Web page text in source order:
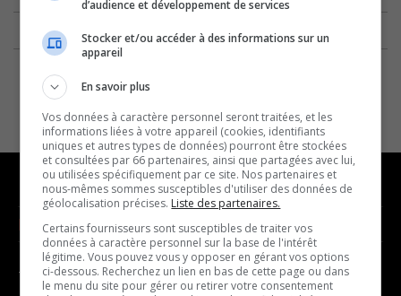
NOUVELLES
- Affaires municipales
MUSIQUE
- Décompte franco
d’audience et développement de services
Stocker et/ou accéder à des informations sur un
appareil
En savoir plus
Vos données à caractère personnel seront traitées, et les
informations liées à votre appareil (cookies, identifiants
uniques et autres types de données) pourront être stockées
et consultées par 66 partenaires, ainsi que partagées avec lui,
ou utilisées spécifiquement par ce site. Nos partenaires et
nous-mêmes sommes susceptibles d'utiliser des données de
géolocalisation précises. Liste des partenaires.
Certains fournisseurs sont susceptibles de traiter vos
données à caractère personnel sur la base de l'intérêt
légitime. Vous pouvez vous y opposer en gérant vos options
ci-dessous. Recherchez un lien en bas de cette page ou dans
le menu du site pour gérer ou retirer votre consentement